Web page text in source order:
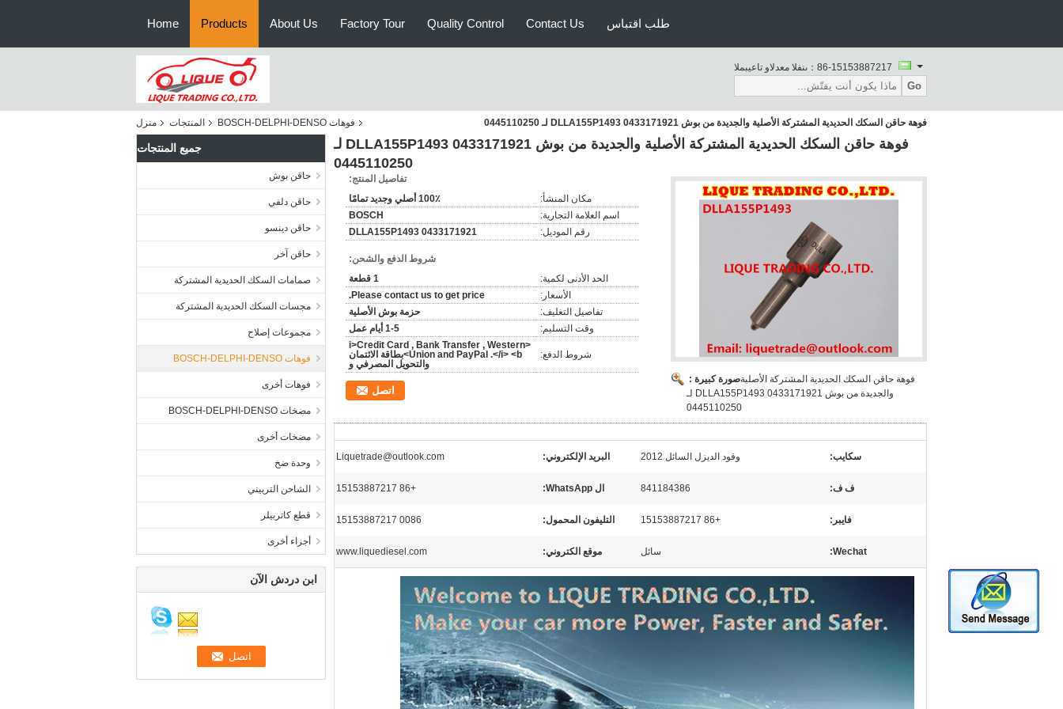
Home Products About Us Factory Tour Quality Control Contact Us طلب اقتباس
المبيعات والدعم الفنى： 86-15153887217
Go
منزل المنتجات فوهات BOSCH-DELPHI-DENSO فوهة حاقن السكك الحديدية المشتركة الأصلية والجديدة من بوش DLLA155P1493 0433171921 لـ 0445110250
جميع المنتجات
حاقن بوش
حاقن دلفي
حاقن دينسو
حاقن آخر
صمامات السكك الحديدية المشتركة
مجسات السكك الحديدية المشتركة
مجموعات إصلاح
فوهات BOSCH-DELPHI-DENSO
فوهات أخرى
مضخات BOSCH-DELPHI-DENSO
مضخات أخرى
وحدة ضخ
الشاحن التربيني
قطع كاتربيلر
أجزاء أخرى
ابن دردش الآن
فوهة حاقن السكك الحديدية المشتركة الأصلية والجديدة من بوش DLLA155P1493 0433171921 لـ
0445110250
صورة كبيرة :فوهة حاقن السكك الحديدية المشتركة الأصلية
والجديدة من بوش DLLA155P1493 0433171921 لـ
0445110250
تفاصيل المنتج:
مكان المنشأ:
100٪ أصلي وجديد تمامًا
اسم العلامة التجارية:
BOSCH
رقم الموديل:
DLLA155P1493 0433171921
شروط الدفع والشحن:
الحد الأدنى لكمية:
1 قطعة
الأسعار:
Please contact us to get price.
تفاصيل التغليف:
حزمة بوش الأصلية
وقت التسليم:
1-5 أيام عمل
شروط الدفع:
<i>Credit Card , Bank Transfer , Western
Union and PayPal .</i> <b>بطاقة الائتمان
والتحويل المصرفي و
اتصل
سكايب: وقود الديزل السائل 2012 البريد الإلكتروني: Liquetrade@outlook.com
ف ف: 841184386 ال WhatsApp: +86 15153887217
فايبر: +86 15153887217 التليفون المحمول: 0086 15153887217
Wechat: سائل موقع الكتروني: www.liquediesel.com